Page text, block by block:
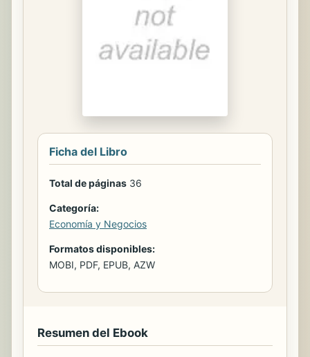
Ficha del Libro
Total de páginas 36
Categoría:
Economía y Negocios
Formatos disponibles:
MOBI, PDF, EPUB, AZW
Resumen del Ebook